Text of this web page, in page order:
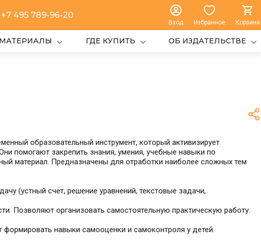
+7 495 789-96-20
Вход Избранное Корзина
ГДЕ КУПИТЬ ОБ ИЗДАТЕЛЬСТВЕ
образовательный инструмент, который активизирует
помогают закрепить знания, умения, учебные навыки по
материал. Предназначены для отработки наиболее сложных тем
(устный счёт, решение уравнений, текстовые задачи,
Позволяют организовать самостоятельную практическую работу.
навыки самооценки и самоконтроля у детей.